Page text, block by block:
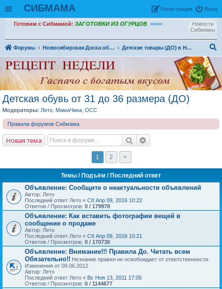
СИБМАМА Вход
Рeгиcтpaция
Новости
Сибмамы
Готовим с Сибмамой: ЗАГОТОВКИ ИЗ ОГУРЦОВ >>>>
Форумы Новосибирская Доска объявлений
Детские товары (ДО) в Новосибирске
ск
Детская обувь от 31 до 36 размера (ДО)
Модераторы: Лето МамаЧика OCC
Правила форумов Сибмама
Новая тема
1 2 >
Темы / Подъём / Последний ответ
Объявление: Сообщите о неактуальности объявлений
Автор: Лето
Последний ответ Лето « Сб Апр 09, 2016 10:22
Ответов / Просмотров: 0 / 179978
Объявление: Как вставить фотографии вещей в
сообщение о продаже
Автор: Лето
Последний ответ Лето « Сб Апр 09, 2016 10:21
Ответов / Просмотров: 0 / 170730
Объявление: Внимание!!! Правила До. Читать всем
Обязательно!! Незнание правил не освобождает от ответственности.
Изменения от 08.06.2012
Автор: Лето
Последний ответ Лето « Вс Ноя 13, 2011 17:05
Ответов / Просмотров: 0 / 1144677